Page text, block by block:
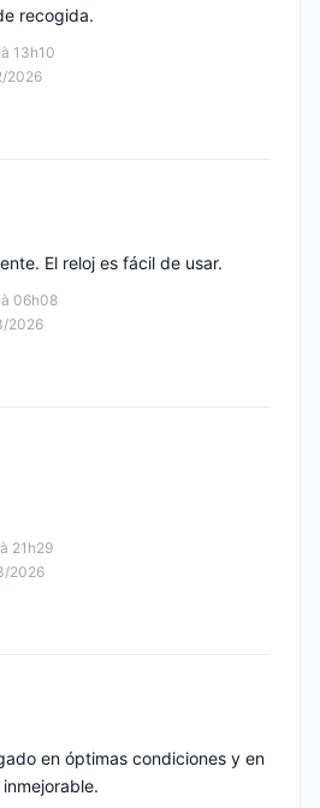
13h10
2026
recogida.
06h08
2026
El reloj es fácil de usar.
21h29
2026
en óptimas condiciones y en